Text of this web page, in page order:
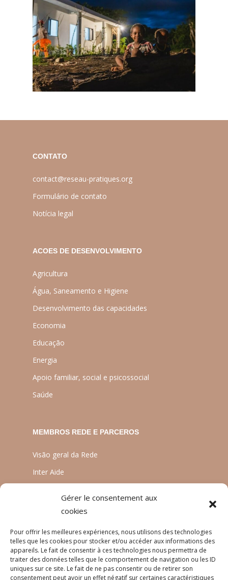
Gérer le consentement aux
cookies
Pour offrir les meilleures expériences, nous utilisons des technologies
telles que les cookies pour stocker et/ou accéder aux informations des
appareils. Le fait de consentir à ces technologies nous permettra de
traiter des données telles que le comportement de navigation ou les ID
uniques sur ce site. Le fait de ne pas consentir ou de retirer son
consentement peut avoir un effet négatif sur certaines caractéristiques
CONTATO
contact@reseau-pratiques.org
Formulário de contato
Notícia legal
ACOES DE DESENVOLVIMENTO
Agricultura
Água, Saneamento e Higiene
Desenvolvimento das capacidades
Economia
Educação
Energia
Apoio familiar, social e psicossocial
Saúde
MEMBROS REDE E PARCEROS
Visão geral da Rede
Inter Aide
Planète Enfants & Développement
LINGUAS